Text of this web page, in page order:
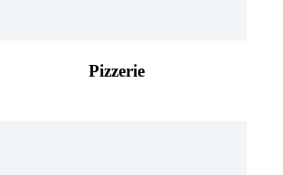
Pizzerie